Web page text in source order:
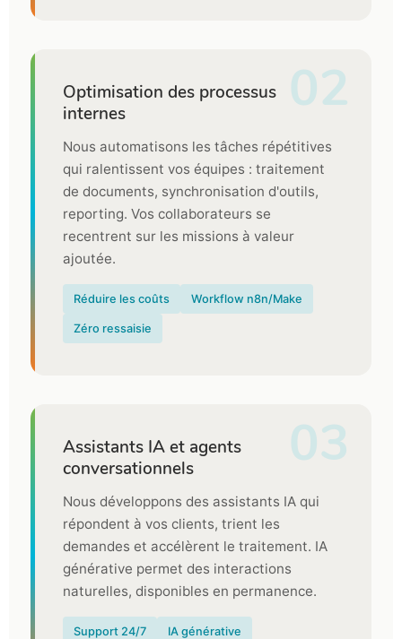
02
Optimisation des processus
internes
Nous automatisons les tâches répétitives
qui ralentissent vos équipes : traitement
de documents, synchronisation d'outils,
reporting. Vos collaborateurs se
recentrent sur les missions à valeur
ajoutée.
Réduire les coûts Workflow n8n/Make
Zéro ressaisie
03
Assistants IA et agents
conversationnels
Nous développons des assistants IA qui
répondent à vos clients, trient les
demandes et accélèrent le traitement. IA
générative permet des interactions
naturelles, disponibles en permanence.
Support 24/7 IA générative